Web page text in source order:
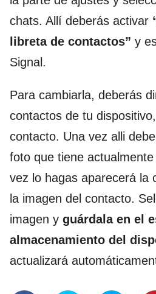
chats. Allí deberás activar
libreta de contactos” y
Signal.
Para cambiarla, deberás
contactos de tu
contacto. Una vez alli
foto que tiene
vez lo hagas aparecerá la
la imagen del contacto.
imagen y guárdala en el
almacenamiento del
actualizará